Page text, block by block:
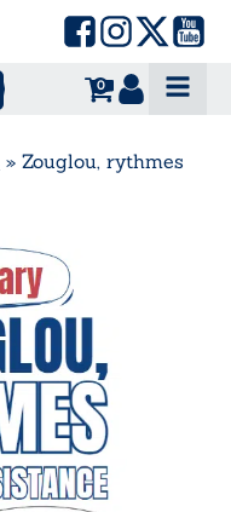
0
» Zouglou, rythmes